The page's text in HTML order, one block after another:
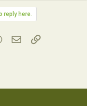
reply here.
WhatsApp
Email Lien